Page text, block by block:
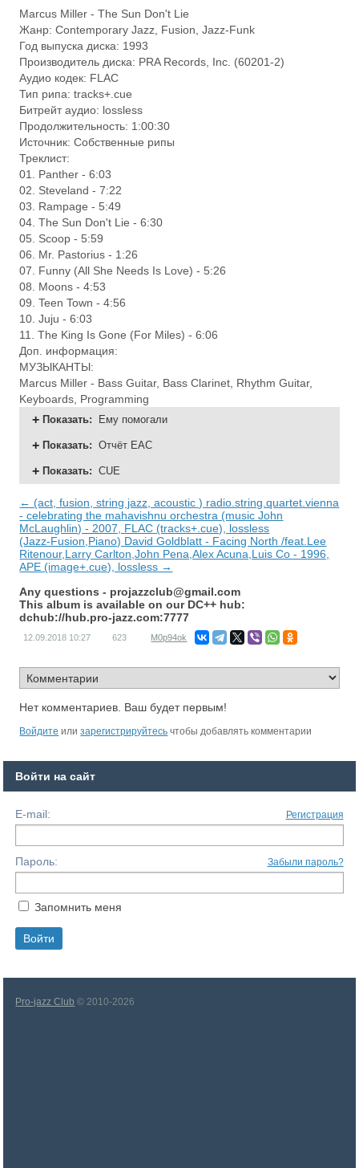
Marcus Miller - The Sun Don't Lie
Жанр: Contemporary Jazz, Fusion, Jazz-Funk
Год выпуска диска: 1993
Производитель диска: PRA Records, Inc. (60201-2)
Аудио кодек: FLAC
Тип рипа: tracks+.cue
Битрейт аудио: lossless
Продолжительность: 1:00:30
Источник: Собственные рипы
Треклист:
01. Panther - 6:03
02. Steveland - 7:22
03. Rampage - 5:49
04. The Sun Don't Lie - 6:30
05. Scoop - 5:59
06. Mr. Pastorius - 1:26
07. Funny (All She Needs Is Love) - 5:26
08. Moons - 4:53
09. Teen Town - 4:56
10. Juju - 6:03
11. The King Is Gone (For Miles) - 6:06
Доп. информация:
МУЗЫКАНТЫ:
Marcus Miller - Bass Guitar, Bass Clarinet, Rhythm Guitar,
Keyboards, Programming
Показать: Ему помогали
Показать: Отчёт ЕАС
Показать: CUE
← (act, fusion, string jazz, acoustic ) radio.string.quartet.vienna
- celebrating the mahavishnu orchestra (music John
McLaughlin) - 2007, FLAC (tracks+.cue), lossless
(Jazz-Fusion,Piano) David Goldblatt - Facing North /feat.Lee
Ritenour,Larry Carlton,John Pena,Alex Acuna,Luis Co - 1996,
APE (image+.cue), lossless →
Any questions - projazzclub@gmail.com
This album is available on our DC++ hub:
dchub://hub.pro-jazz.com:7777
12.09.2018 10:27 623 M0p94ok
Нет комментариев. Ваш будет первым!
Войдите илизарегистрируйтесь чтобы добавлять комментарии
Войти на сайт
E-mail: Регистрация
Пароль: Забыли пароль?
Запомнить меня
Pro-jazz Club © 2010-2026